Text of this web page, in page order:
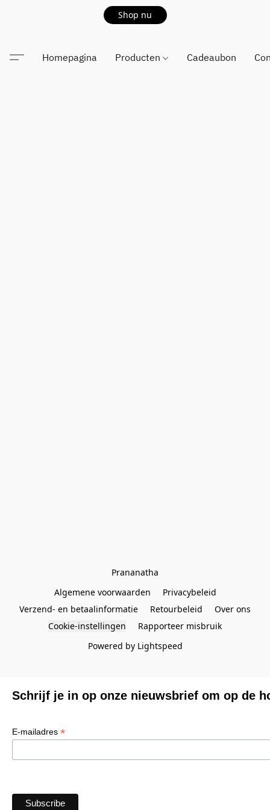
Shop nu
Homepagina Producten Cadeaubon
Prananatha
Algemene voorwaarden
Privacybeleid
Verzend- en betaalinformatie
Retourbeleid
Over ons
Cookie-instellingen
Rapporteer misbruik
Powered by Lightspeed
Schrijf je in op onze nieuwsbrief om op de
E-mailadres *